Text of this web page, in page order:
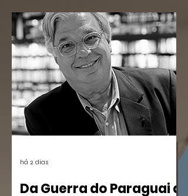
Da Guerra do Paraguai a
há 2 dias